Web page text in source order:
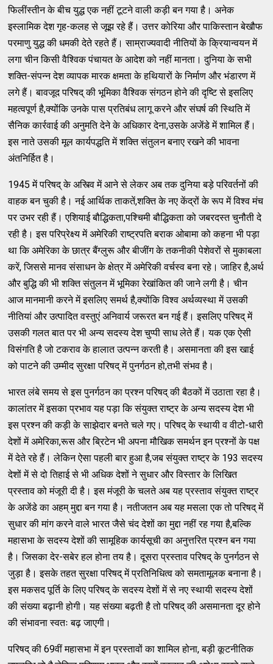
फिलींस्तीन के बीच युद्ध एक नहीं टूटने वाली कड़ी बन गया है। अनेक
इस्लामिक देश गृह-कलह से जूझ रहे हैं। उत्तर कोरिया और पाकिस्तान बेखौफ
परमाणु युद्ध की धमकी देते रहते हैं। साम्राज्यवादी नीतियों के क्रियान्वयन में
लगा चीन किसी वैश्विक पंचायत के आदेश को नहीं मानता। दुनिया के सभी
शक्ति-संपन्न देश व्यापक मारक क्षमता के हथियारों के निर्माण और भंडारण में
लगे हैं। बावजूद परिषद् की भूमिका वैश्विक संगठन होने की दृष्टि से इसलिए
महत्वपूर्ण है,क्योंकि उनके पास प्रतिबंध लागू करने और संघर्ष की स्थिति में
सैनिक कार्रवाई की अनुमति देने के अधिकार देना,उसके अजेंडे में शामिल हैं।
इस नाते उसकी मूल कार्यपद्धति में शक्ति संतुलन बनाए रखने की भावना
अंतनिर्हित है।
1945 में परिषद् के अस्त्वि में आने से लेकर अब तक दुनिया बड़े परिवर्तनों की
वाहक बन चुकी है। नई आर्थिक ताकतें,शक्ति के नए केंद्रों के रूप में विश्व मंच
पर उभर रही हैं। एशियाई बौद्धिकता,पश्चिमी बौद्धिकता को जबरदस्त चुनौती दे
रही है। इस परिप्रेक्ष्य में अमेरिकी राष्ट्रपति बराक ओबामा को कहना भी पड़ा
था कि अमेरिका के छात्र बैंग्लुरू और बीजींग के तकनीकी पेशेवरों से मुकाबला
करें, जिससे मानव संसाधन के क्षेत्र में अमेरिकी वर्चस्व बना रहे। जाहिर है,अर्थ
और बुद्धि की भी शक्ति संतुलन में भूमिका रेखांकित की जाने लगी है। चीन
आज मानमानी करने में इसलिए समर्थ है,क्योंकि विश्व अर्थव्यस्था में उसकी
नीतियां और उत्पादित वस्तुएं अनिवार्य जरूरत बन गई हैं। इसलिए परिषद् में
उसकी गलत बात पर भी अन्य सदस्य देश चुप्पी साध लेते हैं। यक एक ऐसी
विसंगति है जो टकराव के हालात उत्पन्न करती है। असमानता की इस खाई
को पाटने की उम्मीद सुरक्षा परिषद् में पुनर्गठन हो,तभी संभव है।
भारत लंबे समय से इस पुनर्गठन का प्रश्न परिषद् की बैठकों में उठाता रहा है।
कालांतर में इसका प्रभाव यह पड़ा कि संयुक्त राष्ट्र के अन्य सदस्य देश भी
इस प्रश्न की कड़ी के साझेदार बनते चले गए। परिषद् के स्थायी व वीटो-धारी
देशों में अमेरिका,रूस और ब्रिटेन भी अपना मौखिक समर्थन इन प्रश्नों के पक्ष
में देते रहे हैं। लेकिन ऐसा पहली बार हुआ है,जब संयुक्त राष्ट्र के 193 सदस्य
देशों में से दो तिहाई से भी अधिक देशों ने सुधार और विस्तार के लिखित
प्रस्ताव को मंजूरी दी है। इस मंजूरी के चलते अब यह प्रस्ताव संयुक्त राष्ट्र
के अजेंडे का अहम् मुद्दा बन गया है। नतीजतन अब यह मसला एक तो परिषद् में
सुधार की मांग करने वाले भारत जैसे चंद देशों का मुद्दा नहीं रह गया है,बल्कि
महासभा के सदस्य देशों की सामूहिक कार्यसूची का अनुत्तरित प्रश्न बन गया
है। जिसका देर-सबेर हल होना तय है। दूसरा प्रस्ताव परिषद् के पुनर्गठन से
जुड़ा है। इसके तहत सुरक्षा परिषद् में प्रतिनिधित्व को समतामूलक बनाना है।
इस मकसद पूर्ति के लिए परिषद् के सदस्य देशों में से नए स्थायी सदस्य देशों
की संख्या बढ़ानी होगी। यह संख्या बढ़ती है तो परिषद् की असमानता दूर होने
की संभावना स्वतः बढ़ जाएगी।
परिषद् की 69वीं महासभा में इन प्रस्तावों का शामिल होना, बड़ी कूटनीतिक